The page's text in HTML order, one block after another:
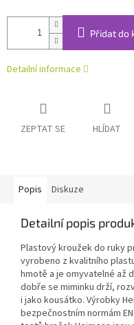
Přidat do
Detailní informace
ZEPTAT SE HLÍDAT
Popis Diskuze
Detailní popis
Plastový kroužek do ruky
vyrobeno z kvalitního
hmotě a je omyvatelné až
dobře se miminku drží,
i jako kousátko. Výrobky
bezpečnostním normám